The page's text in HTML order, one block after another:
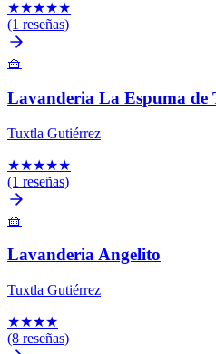
★★★★★
(1 reseñas)
🧺
Lavanderia La Espuma de
Tuxtla Gutiérrez
★★★★★
(1 reseñas)
🧺
Lavanderia Angelito
Tuxtla Gutiérrez
★★★★
(8 reseñas)